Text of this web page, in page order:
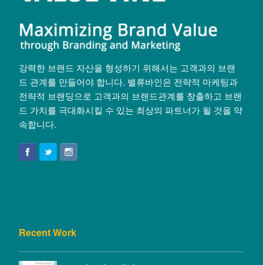
강력한 브랜드 자산을 형성하기 위해서는 고객과의 브랜
드 관계를 만들어야 합니다. 밸류바인은 전략적 마케팅과
전략적 브랜딩으로 고객과의 브랜드관계를 창출하고 브랜
드 가치를 극대화시킬 수 있는 최상의 파트너가 될 것을 약
속합니다.
Recent Work